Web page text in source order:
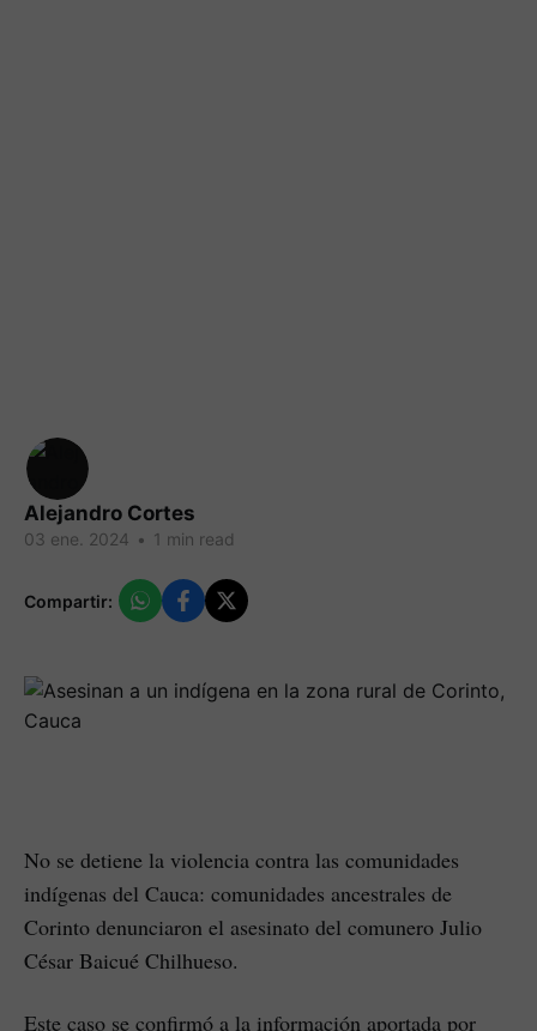
Alejandro Cortes
03 ene. 2024 • 1 min read
Compartir:
No se detiene la violencia contra las comunidades
indígenas del Cauca: comunidades ancestrales de
Corinto denunciaron el asesinato del comunero Julio
César Baicué Chilhueso.
Este caso se confirmó a la información aportada por